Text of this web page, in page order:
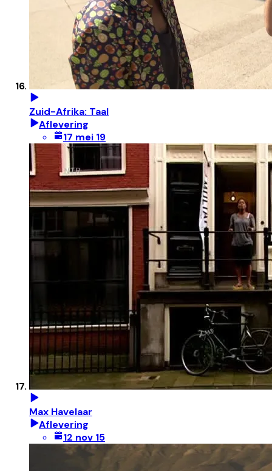
Zuid-Afrika: Taal
Aflevering
17 mei 19
Max Havelaar
Aflevering
12 nov 15